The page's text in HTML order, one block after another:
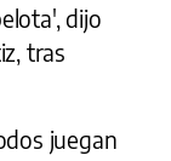
dijo
tras
juegan